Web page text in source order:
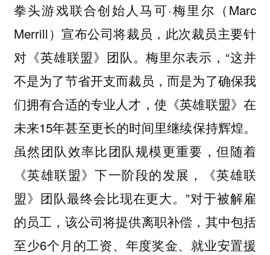
拳头游戏联合创始人马可·梅里尔（Marc
Merrill）宣布公司将裁员，此次裁员主要针
对《英雄联盟》团队。梅里尔表示，“这并
不是为了节省开支而裁员，而是为了确保我
们拥有合适的专业人才，使《英雄联盟》在
未来15年甚至更长的时间里继续保持辉煌。
虽然团队效率比团队规模更重要，但随着
《英雄联盟》下一阶段的发展，《英雄联
盟》团队最终会比现在更大。”对于被解雇
的员工，该公司将提供离职补偿，其中包括
至少6个月的工资、年度奖金、就业安置援